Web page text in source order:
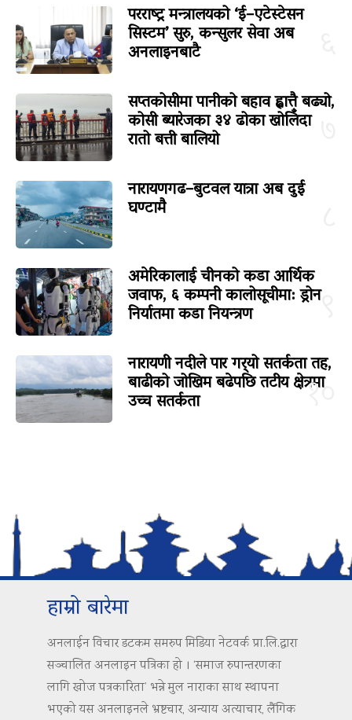
परराष्ट्र मन्त्रालयको ‘ई–एटेस्टेसन
सिस्टम’ सुरु, कन्सुलर सेवा अब
अनलाइनबाटै
सप्तकोसीमा पानीको बहाव ह्वात्तै बढ्यो,
कोसी ब्यारेजका ३४ ढोका खोलिँदा
रातो बत्ती बालियो
नारायणगढ–बुटवल यात्रा अब दुई
घण्टामै
९
अमेरिकालाई चीनको कडा आर्थिक
जवाफ, ६ कम्पनी कालोसूचीमा: ड्रोन
निर्यातमा कडा नियन्त्रण
१०
नारायणी नदीले पार गर्‍यो सतर्कता तह,
बाढीको जोखिम बढेपछि तटीय क्षेत्रमा
उच्च सतर्कता
हाम्रो बारेमा
अनलाईन विचार डटकम समरुप मिडिया नेटवर्क प्रा.लि.द्वारा
सञ्चालित अनलाइन पत्रिका हो । ‘समाज रुपान्तरणका
लागि खोज पत्रकारिता’ भन्ने मुल नाराका साथ स्थापना
भएको यस अनलाइनले भ्रष्टचार, अन्याय अत्याचार, लैंगिक